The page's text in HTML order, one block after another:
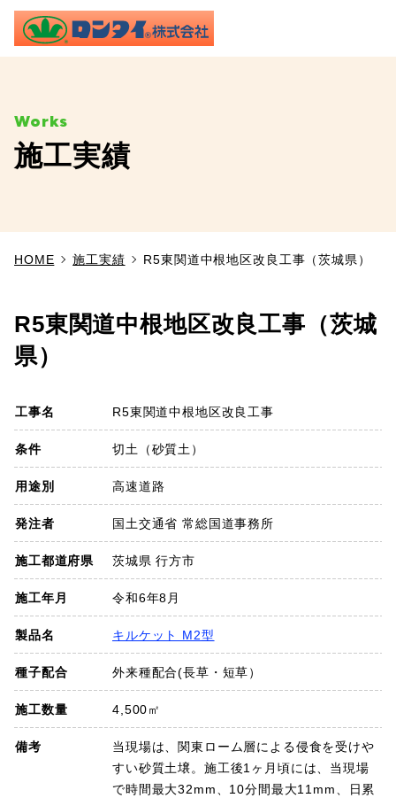
TOP
施工実績
製品情報
よくあるご質問
SDGs
会社概要
お知らせ
お問い合わせ
施工実績
HOME 施工実績 R5東関道中根地区改良工事（茨城県）
R5東関道中根地区改良工事（茨城
県）
工事名 R5東関道中根地区改良工事
条件 切土（砂質土）
用途別 高速道路
発注者 国土交通省 常総国道事務所
施工都道府県 茨城県 行方市
施工年月 令和6年8月
製品名 キルケット M2型
種子配合 外来種配合(長草・短草）
施工数量 4,500㎡
備考
当現場は、関東ローム層による侵食を受けや
すい砂質土壌。施工後1ヶ月頃には、当現場
で時間最大32mm、10分間最大11mm、日累